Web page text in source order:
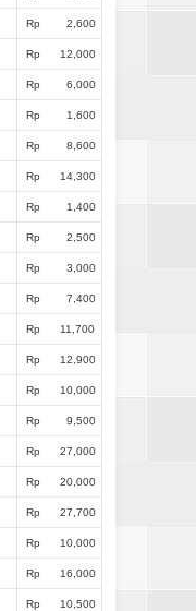
Rp 2,600
Rp 12,000
Rp 6,000
Rp 1,600
Rp 8,600
Rp 14,300
Rp 1,400
Rp 2,500
Rp 3,000
Rp 7,400
Rp 11,700
Rp 12,900
Rp 10,000
Rp 9,500
Rp 27,000
Rp 20,000
Rp 27,700
Rp 10,000
Rp 16,000
Rp 10,500